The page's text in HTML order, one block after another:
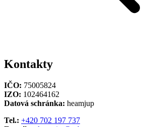
Kontakty
IČO: 75005824
IZO: 102464162
Datová schránka: heamjup
Tel.: +420 702 197 737